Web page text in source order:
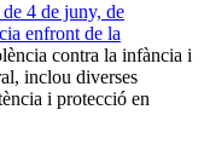
4 de juny, de
enfront de la
contra la infància i
inclou diverses
i protecció en